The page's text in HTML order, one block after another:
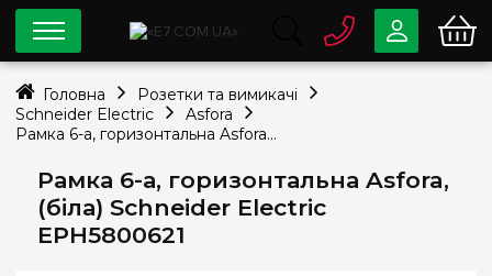
Рамка 6-а, горизонтальна Asfora,
(біла) Schneider Electric
EPH5800621
0 80033-63-07
info@e7.com.ua
Viber Telegram
Головна
Розетки та вимикачі
Schneider Electric
Asfora
Рамка 6-а, горизонтальна Asfora, (біла) Schneider Electric EPH5800621